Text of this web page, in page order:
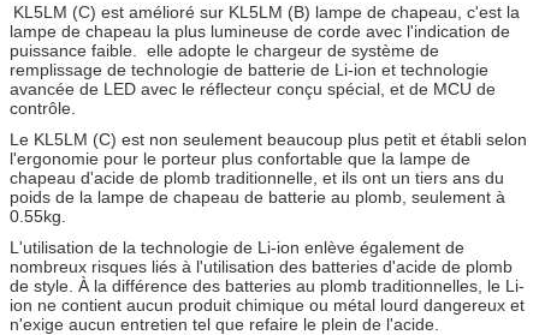
KL5LM (C) est amélioré sur KL5LM (B) lampe de chapeau, c'est la
lampe de chapeau la plus lumineuse de corde avec l'indication de
puissance faible. elle adopte le chargeur de système de
remplissage de technologie de batterie de Li-ion et technologie
avancée de LED avec le réflecteur conçu spécial, et de MCU de
contrôle.
Le KL5LM (C) est non seulement beaucoup plus petit et établi selon
l'ergonomie pour le porteur plus confortable que la lampe de
chapeau d'acide de plomb traditionnelle, et ils ont un tiers ans du
poids de la lampe de chapeau de batterie au plomb, seulement à
0.55kg.
L'utilisation de la technologie de Li-ion enlève également de
nombreux risques liés à l'utilisation des batteries d'acide de plomb
de style. À la différence des batteries au plomb traditionnelles, le Li-
ion ne contient aucun produit chimique ou métal lourd dangereux et
n'exige aucun entretien tel que refaire le plein de l'acide.